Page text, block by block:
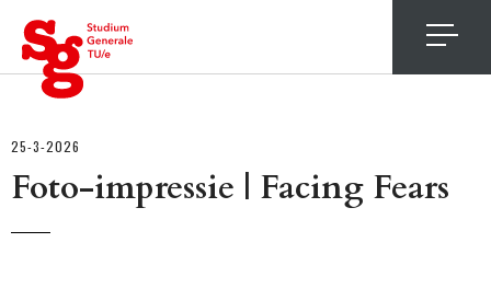
25-3-2026
Foto-impressie | Facing Fears